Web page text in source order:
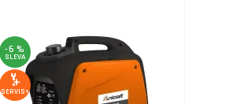
-6 %
SLEVA
SERVIS+